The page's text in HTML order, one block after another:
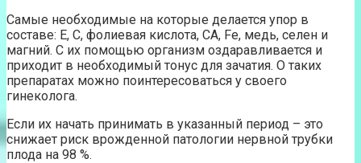
Самые необходимые на которые делается упор в
составе: Е, С, фолиевая кислота, СА, Fe, медь, селен и
магний. С их помощью организм оздаравливается и
приходит в необходимый тонус для зачатия. О таких
препаратах можно поинтересоваться у своего
гинеколога.
Если их начать принимать в указанный период – это
снижает риск врожденной патологии нервной трубки
плода на 98 %.